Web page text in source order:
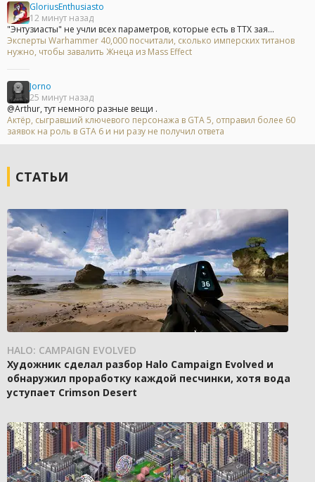
GloriusEnthusiasto
12 минут назад
"Энтузиасты" не учли всех параметров, которые есть в ТТХ зая...
Эксперты Warhammer 40,000 посчитали, сколько имперских титанов
нужно, чтобы завалить Жнеца из Mass Effect
Jorno
25 минут назад
@Arthur, тут немного разные вещи .
Актёр, сыгравший ключевого персонажа в GTA 5, отправил более 60
заявок на роль в GTA 6 и ни разу не получил ответа
СТАТЬИ
HALO: CAMPAIGN EVOLVED
Художник сделал разбор Halo Campaign Evolved и
обнаружил проработку каждой песчинки, хотя вода
уступает Crimson Desert